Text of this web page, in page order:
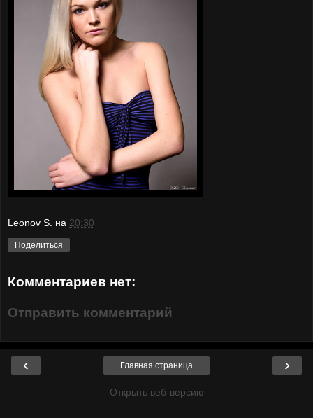
Leonov S. на 20:30
Поделиться
Комментариев нет:
Отправить комментарий
‹ ›
Главная страница
Открыть веб-версию